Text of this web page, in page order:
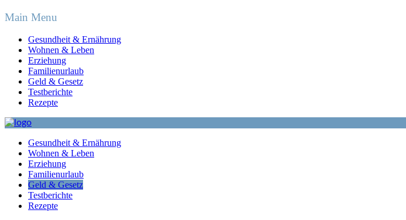
Main Menu
Gesundheit & Ernährung
Wohnen & Leben
Erziehung
Familienurlaub
Geld & Gesetz
Testberichte
Rezepte
Gesundheit & Ernährung
Wohnen & Leben
Erziehung
Familienurlaub
Geld & Gesetz
Testberichte
Rezepte